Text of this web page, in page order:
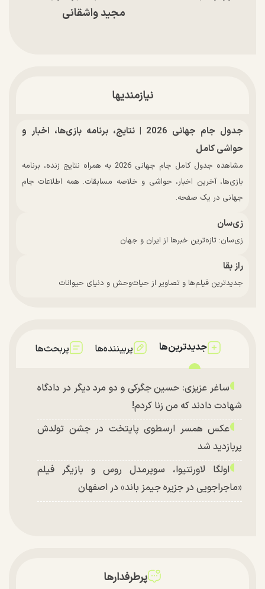
مجید واشقانی
نیازمندیها
جدول جام جهانی 2026 | نتایج، برنامه بازی‌ها، اخبار و
حواشی کامل
مشاهده جدول کامل جام جهانی 2026 به همراه نتایج زنده، برنامه
بازی‌ها، آخرین اخبار، حواشی و خلاصه مسابقات. همه اطلاعات جام
جهانی در یک صفحه.
زی‌سان
زی‌سان: تازه‌ترین خبرها از ایران و جهان
راز بقا
جدیدترین فیلم‌ها و تصاویر از حیات‌وحش و دنیای حیوانات
جدیدترین‌ها پربیننده‌ها پربحث‌ها
ساغر عزیزی: حسین جگرکی و دو مرد دیگر در دادگاه
شهادت دادند که من زنا کردم!
عکس همسر ارسطوی پایتخت در جشن تولدش
پربازدید شد
اولگا لاورنتیوا، سوپرمدل روس و بازیگر فیلم
«ماجراجویی در جزیره جیمز باند» در اصفهان
پرطرفدارها